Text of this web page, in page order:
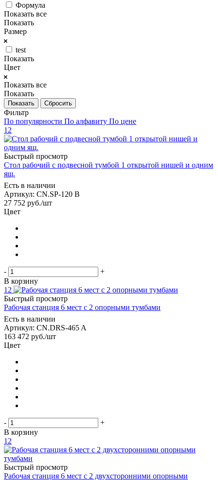
Формула
Показать все
Показать
Размер
test
Показать
Цвет
Показать все
Показать
Сбросить
Фильтр
По популярности По алфавиту По цене
12
Быстрый просмотр
Стол рабочий с подвесной тумбой 1 открытой нишей и одним
ящ.
Есть в наличии
Артикул: CN.SP-120 B
27 752 руб./шт
Цвет
-
+
В корзину
12
Быстрый просмотр
Рабочая станция 6 мест с 2 опорными тумбами
Есть в наличии
Артикул: CN.DRS-465 A
163 472 руб./шт
Цвет
-
+
В корзину
12
Быстрый просмотр
Рабочая станция 6 мест с 2 двухсторонними опорными